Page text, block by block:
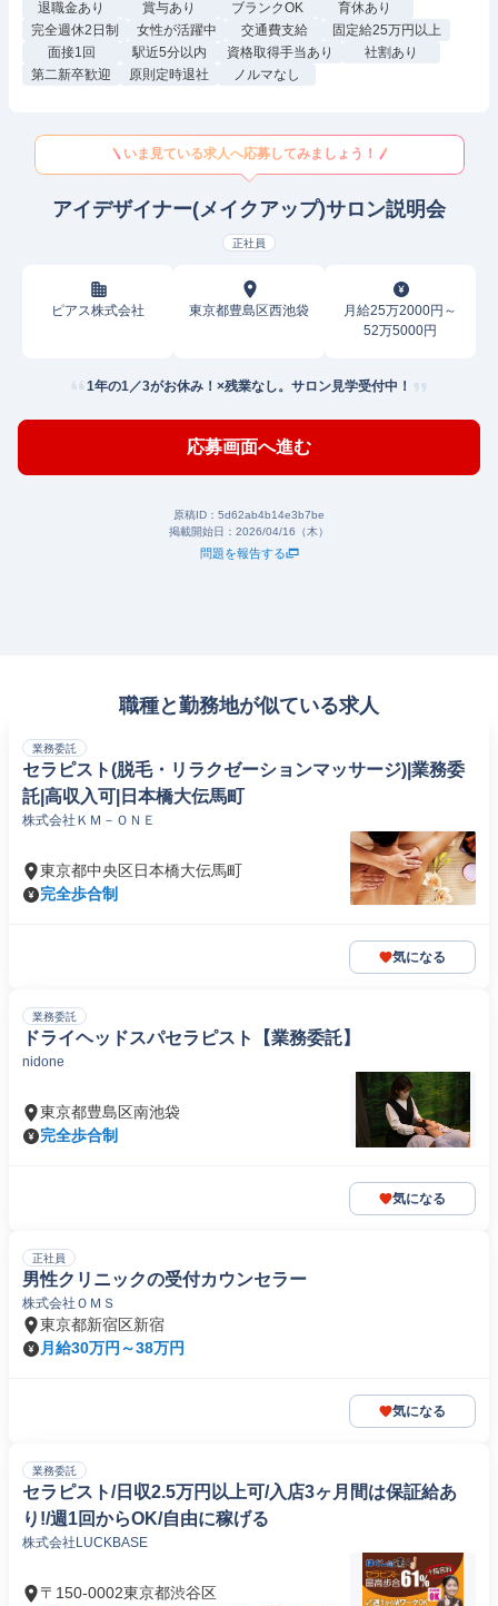
退職金あり 賞与あり ブランクOK
育休あり
完全週休2日制
女性が活躍中 交通費支給
固定給25万円以上
面接1回
駅近5分以内 資格取得手当あり
社割あり
第二新卒歓迎
原則定時退社 ノルマなし
いま見ている求人へ応募してみましょう！
アイデザイナー(メイクアップ)サロン説明会
正社員
ピアス株式会社 東京都豊島区西池袋
月給25万2000円～
52万5000円
1年の1／3がお休み！×残業なし。サロン見学受付中！
応募画面へ進む
原稿ID： 5d62ab4b14e3b7be
掲載開始日： 2026/04/16（木）
問題を報告する
職種と勤務地が似ている求人
業務委託
セラピスト(脱毛・リラクゼーションマッサージ)|業務委
託|高収入可|日本橋大伝馬町
株式会社ＫＭ－ＯＮＥ
東京都中央区日本橋大伝馬町
完全歩合制
気になる
業務委託
ドライヘッドスパセラピスト【業務委託】
nidone
東京都豊島区南池袋
完全歩合制
気になる
正社員
男性クリニックの受付カウンセラー
株式会社ＯＭＳ
東京都新宿区新宿
月給30万円～38万円
気になる
業務委託
セラピスト/日収2.5万円以上可/入店3ヶ月間は保証給あ
り!/週1回からOK/自由に稼げる
株式会社LUCKBASE
〒150-0002東京都渋谷区